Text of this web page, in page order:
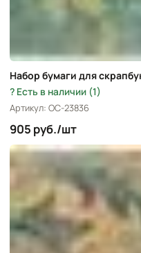
Набор бумаги для
Есть в наличии (1)
Артикул: OC-23836
905 руб./шт